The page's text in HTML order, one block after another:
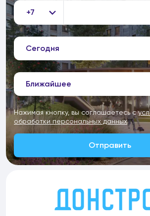
+7
Сегодня
Ближайшее
Нажимая кнопку, вы соглашаетесь с
обработки персональных данных
Отправить